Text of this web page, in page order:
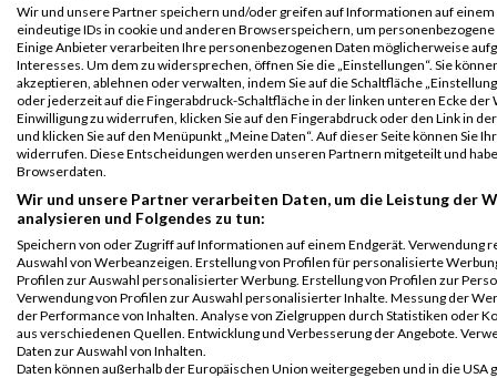
Kärnten läuft
Kleine Zeitung
Halbmarathon
321 Patricia Schedifka 1996 AUT
Legende:
GPos = Geschlechter Position, KPos = Kategorie Position, TPos =
Team Position, DNS = Did not start, DNF = Did not finish, DQ =
Disqualifiziert
Wir und unsere Partner speichern und/oder greifen auf Informationen auf einem
eindeutige IDs in cookie und anderen Browserspeichern, um
Einige Anbieter verarbeiten Ihre personenbezogenen Daten möglicherweise
Interesses. Um dem zu widersprechen, öffnen Sie die „Einstellungen“. Sie
akzeptieren, ablehnen oder verwalten, indem Sie auf die Schaltfläche
oder jederzeit auf die Fingerabdruck-Schaltfläche in der linken unteren Ecke der
Einwilligung zu widerrufen, klicken Sie auf den Fingerabdruck oder den Link in
und klicken Sie auf den Menüpunkt „Meine Daten“. Auf dieser Seite können Sie
widerrufen. Diese Entscheidungen werden unseren Partnern mitgeteilt und
Browserdaten.
Wir und unsere Partner verarbeiten Daten, um die Leistung der
analysieren und Folgendes zu tun:
Speichern von oder Zugriff auf Informationen auf einem Endgerät. Verwendung
Auswahl von Werbeanzeigen. Erstellung von Profilen für personalisierte
Profilen zur Auswahl personalisierter Werbung. Erstellung von Profilen zur
Verwendung von Profilen zur Auswahl personalisierter Inhalte. Messung der
der Performance von Inhalten. Analyse von Zielgruppen durch Statistiken oder
aus verschiedenen Quellen. Entwicklung und Verbesserung der Angebote.
Daten zur Auswahl von Inhalten.
Daten können außerhalb der Europäischen Union weitergegeben und in die USA